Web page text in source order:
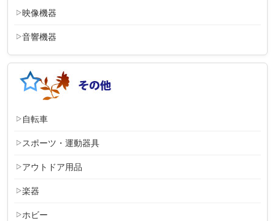
映像機器
音響機器
自転車
スポーツ・運動器具
アウトドア用品
楽器
ホビー